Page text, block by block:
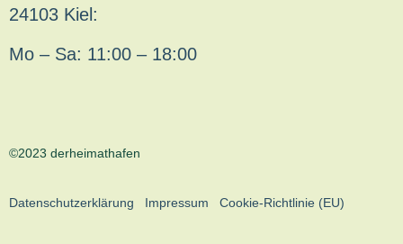
24103 Kiel:
Mo – Sa: 11:00 – 18:00
©2023 derheimathafen
Datenschutzerklärung Impressum Cookie-Richtlinie (EU)